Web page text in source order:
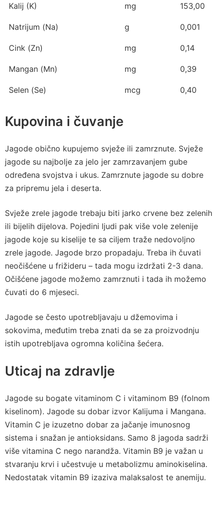
Kalij (K) mg 153,00
Natrijum (Na) g 0,001
Cink (Zn) mg 0,14
Mangan (Mn) mg 0,39
Selen (Se) mcg 0,40
Kupovina i čuvanje
Jagode obično kupujemo svježe ili zamrznute. Svježe
jagode su najbolje za jelo jer zamrzavanjem gube
određena svojstva i ukus. Zamrznute jagode su dobre
za pripremu jela i deserta.
Svježe zrele jagode trebaju biti jarko crvene bez zelenih
ili bijelih dijelova. Pojedini ljudi pak više vole zelenije
jagode koje su kiselije te sa ciljem traže nedovoljno
zrele jagode. Jagode brzo propadaju. Treba ih čuvati
neočišćene u frižideru – tada mogu izdržati 2-3 dana.
Očišćene jagode možemo zamrznuti i tada ih možemo
čuvati do 6 mjeseci.
Jagode se često upotrebljavaju u džemovima i
sokovima, međutim treba znati da se za proizvodnju
istih upotrebljava ogromna količina šećera.
Uticaj na zdravlje
Jagode su bogate vitaminom C i vitaminom B9 (folnom
kiselinom). Jagode su dobar izvor Kalijuma i Mangana.
Vitamin C je izuzetno dobar za jačanje imunosnog
sistema i snažan je antioksidans. Samo 8 jagoda sadrži
više vitamina C nego narandža. Vitamin B9 je važan u
stvaranju krvi i učestvuje u metabolizmu aminokiselina.
Nedostatak vitamin B9 izaziva malaksalost te anemiju.